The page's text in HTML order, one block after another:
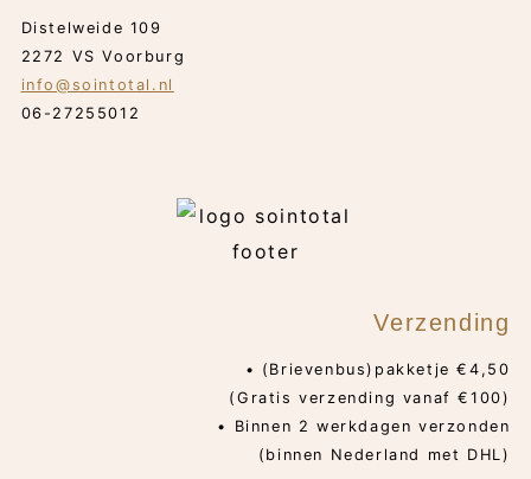
Distelweide 109
2272 VS Voorburg
info@sointotal.nl
06-27255012
Verzending
• (Brievenbus)pakketje €4,50
(Gratis verzending vanaf €100)
• Binnen 2 werkdagen verzonden
(binnen Nederland met DHL)